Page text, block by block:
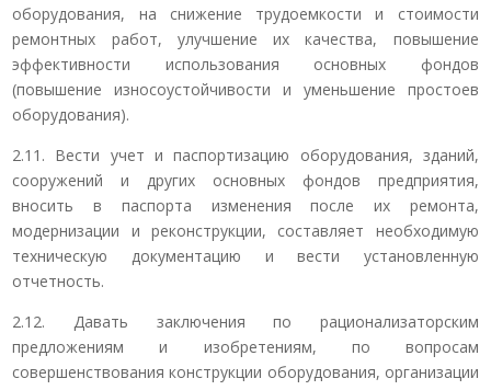
оборудования, на снижение трудоемкости и стоимости
ремонтных работ, улучшение их качества, повышение
эффективности использования основных фондов
(повышение износоустойчивости и уменьшение простоев
оборудования).
2.11. Вести учет и паспортизацию оборудования, зданий,
сооружений и других основных фондов предприятия,
вносить в паспорта изменения после их ремонта,
модернизации и реконструкции, составляет необходимую
техническую документацию и вести установленную
отчетность.
2.12. Давать заключения по рационализаторским
предложениям и изобретениям, по вопросам
совершенствования конструкции оборудования, организации